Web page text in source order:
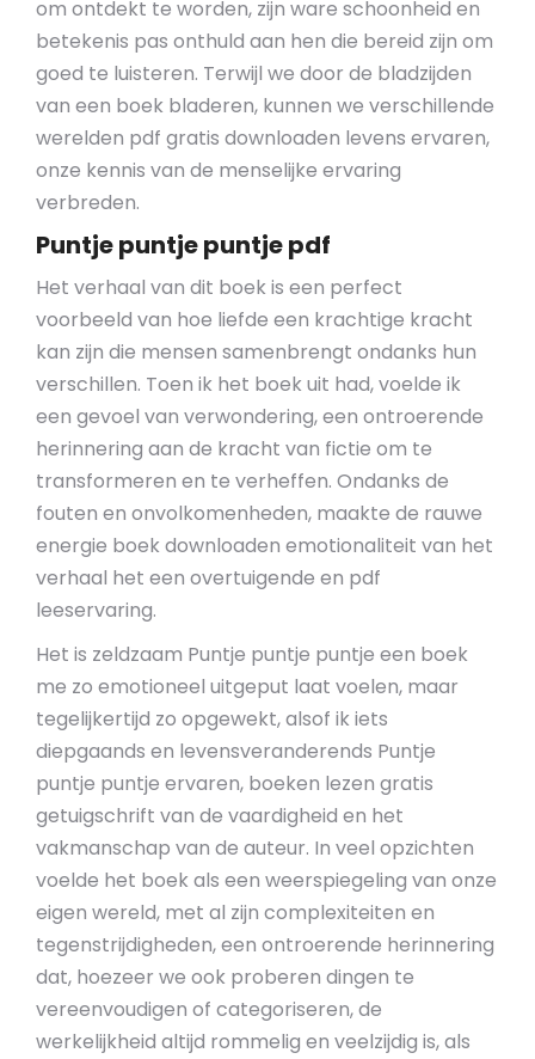
om ontdekt te worden, zijn ware schoonheid en
betekenis pas onthuld aan hen die bereid zijn om
goed te luisteren. Terwijl we door de bladzijden
van een boek bladeren, kunnen we verschillende
werelden pdf gratis downloaden levens ervaren,
onze kennis van de menselijke ervaring
verbreden.
Puntje puntje puntje pdf
Het verhaal van dit boek is een perfect
voorbeeld van hoe liefde een krachtige kracht
kan zijn die mensen samenbrengt ondanks hun
verschillen. Toen ik het boek uit had, voelde ik
een gevoel van verwondering, een ontroerende
herinnering aan de kracht van fictie om te
transformeren en te verheffen. Ondanks de
fouten en onvolkomenheden, maakte de rauwe
energie boek downloaden emotionaliteit van het
verhaal het een overtuigende en pdf
leeservaring.
Het is zeldzaam Puntje puntje puntje een boek
me zo emotioneel uitgeput laat voelen, maar
tegelijkertijd zo opgewekt, alsof ik iets
diepgaands en levensveranderends Puntje
puntje puntje ervaren, boeken lezen gratis
getuigschrift van de vaardigheid en het
vakmanschap van de auteur. In veel opzichten
voelde het boek als een weerspiegeling van onze
eigen wereld, met al zijn complexiteiten en
tegenstrijdigheden, een ontroerende herinnering
dat, hoezeer we ook proberen dingen te
vereenvoudigen of categoriseren, de
werkelijkheid altijd rommelig en veelzijdig is, als